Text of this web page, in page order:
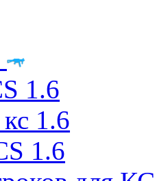
1.6
1.6
1.6